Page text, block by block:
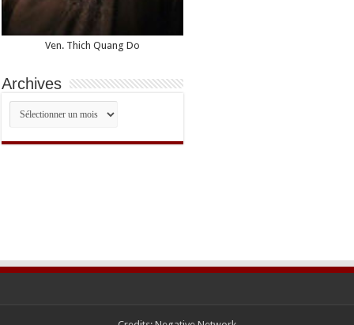
Ven. Thich Quang Do
Archives
Archives